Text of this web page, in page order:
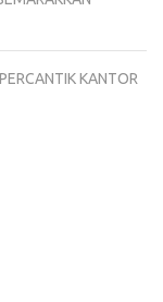
KANTOR